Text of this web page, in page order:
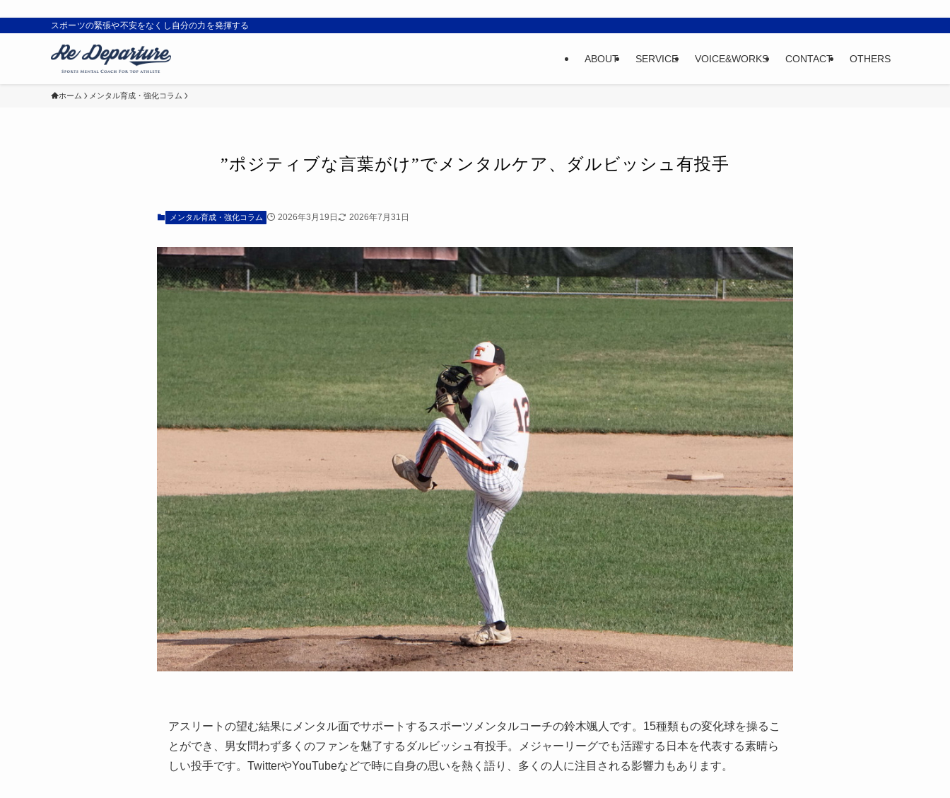
スポーツの緊張や不安をなくし自分の力を発揮する
ABOUT SERVICE VOICE&WORKS CONTACT OTHERS
ホーム メンタル育成・強化コラム
”ポジティブな言葉がけ”でメンタルケア、ダルビッシュ有投手
メンタル育成・強化コラム 2026年3月19日 2026年7月31日
アスリートの望む結果にメンタル面でサポートするスポーツメンタルコーチの鈴木颯人です。15種類もの変化球を操るこ
とができ、男女問わず多くのファンを魅了するダルビッシュ有投手。メジャーリーグでも活躍する日本を代表する素晴ら
しい投手です。TwitterやYouTubeなどで時に自身の思いを熱く語り、多くの人に注目される影響力もあります。